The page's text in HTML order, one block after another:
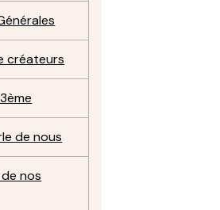
créateurs
de nous
nos